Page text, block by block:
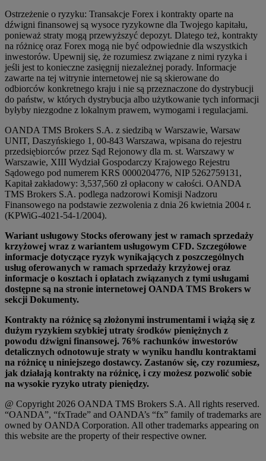
Ostrzeżenie o ryzyku: Transakcje Forex i kontrakty oparte na
dźwigni finansowej są wysoce ryzykowne dla Twojego kapitału,
ponieważ straty mogą przewyższyć depozyt. Dlatego też, kontrakty
na różnicę oraz Forex mogą nie być odpowiednie dla wszystkich
inwestorów. Upewnij się, że rozumiesz związane z nimi ryzyka i
jeśli jest to konieczne zasięgnij niezależnej porady. Informacje
zawarte na tej witrynie internetowej nie są skierowane do
odbiorców konkretnego kraju i nie są przeznaczone do dystrybucji
do państw, w których dystrybucja albo użytkowanie tych informacji
byłyby niezgodne z lokalnym prawem, wymogami i regulacjami.
OANDA TMS Brokers S.A. z siedzibą w Warszawie, Warsaw
UNIT, Daszyńskiego 1, 00-843 Warszawa, wpisana do rejestru
przedsiębiorców przez Sąd Rejonowy dla m. st. Warszawy w
Warszawie, XIII Wydział Gospodarczy Krajowego Rejestru
Sądowego pod numerem KRS 0000204776, NIP 5262759131,
Kapitał zakładowy: 3,537,560 zł opłacony w całości. OANDA
TMS Brokers S.A. podlega nadzorowi Komisji Nadzoru
Finansowego na podstawie zezwolenia z dnia 26 kwietnia 2004 r.
(KPWiG-4021-54-1/2004).
Wariant usługowy Stocks oferowany jest w ramach sprzedaży
krzyżowej wraz z wariantem usługowym CFD. Szczegółowe
informacje dotyczące ryzyk wynikających z poszczególnych
usług oferowanych w ramach sprzedaży krzyżowej oraz
informacje o kosztach i opłatach związanych z tymi usługami
dostępne są na stronie internetowej OANDA TMS Brokers w
sekcji Dokumenty.
Kontrakty na różnicę są złożonymi instrumentami i wiążą się z
dużym ryzykiem szybkiej utraty środków pieniężnych z
powodu dźwigni finansowej. 76% rachunków inwestorów
detalicznych odnotowuje straty w wyniku handlu kontraktami
na różnicę u niniejszego dostawcy. Zastanów się, czy rozumiesz,
jak działają kontrakty na różnicę, i czy możesz pozwolić sobie
na wysokie ryzyko utraty pieniędzy.
@ Copyright 2026 OANDA TMS Brokers S.A. All rights reserved.
“OANDA”, “fxTrade” and OANDA’s “fx” family of trademarks are
owned by OANDA Corporation. All other trademarks appearing on
this website are the property of their respective owner.